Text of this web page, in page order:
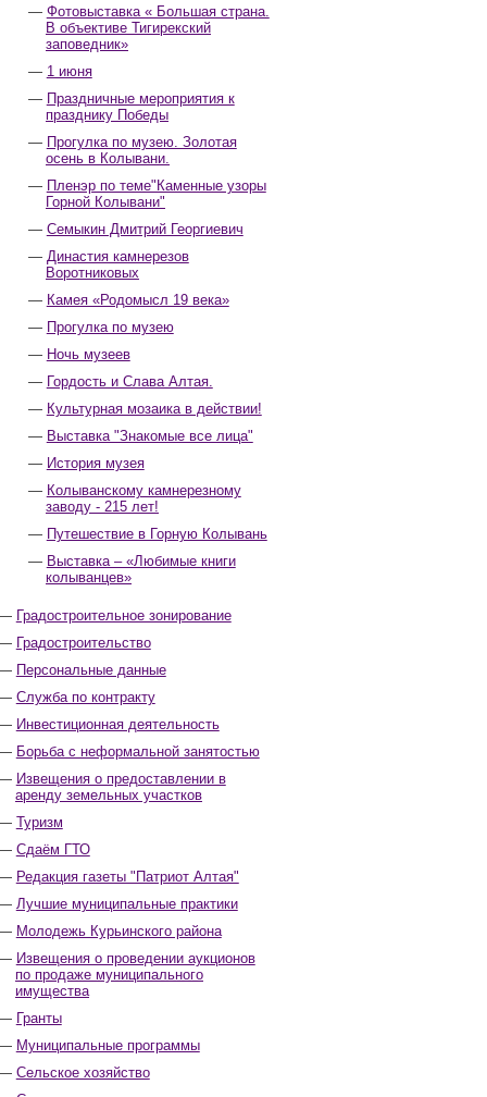
Фотовыставка « Большая страна.
В объективе Тигирекский
заповедник»
1 июня
Праздничные мероприятия к
празднику Победы
Прогулка по музею. Золотая
осень в Колывани.
Пленэр по теме"Каменные узоры
Горной Колывани"
Семыкин Дмитрий Георгиевич
Династия камнерезов
Воротниковых
Камея «Родомысл 19 века»
Прогулка по музею
Ночь музеев
Гордость и Слава Алтая.
Культурная мозаика в действии!
Выставка "Знакомые все лица"
История музея
Колыванскому камнерезному
заводу - 215 лет!
Путешествие в Горную Колывань
Выставка – «Любимые книги
колыванцев»
Градостроительное зонирование
Градостроительство
Персональные данные
Служба по контракту
Инвестиционная деятельность
Борьба с неформальной занятостью
Извещения о предоставлении в
аренду земельных участков
Туризм
Сдаём ГТО
Редакция газеты "Патриот Алтая"
Лучшие муниципальные практики
Молодежь Курьинского района
Извещения о проведении аукционов
по продаже муниципального
имущества
Гранты
Муниципальные программы
Сельское хозяйство